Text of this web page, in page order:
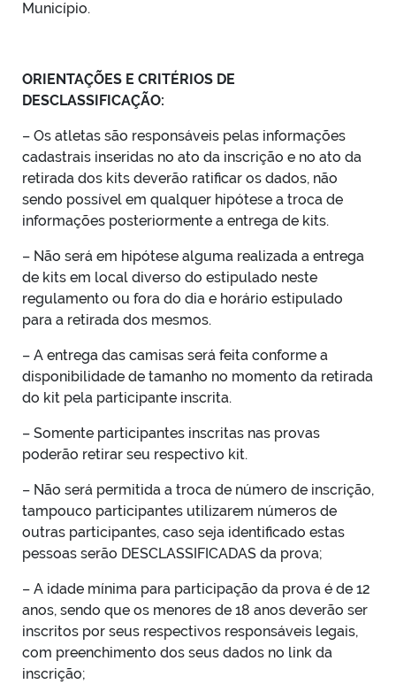
Município.
ORIENTAÇÕES E CRITÉRIOS DE
DESCLASSIFICAÇÃO:
– Os atletas são responsáveis pelas informações
cadastrais inseridas no ato da inscrição e no ato da
retirada dos kits deverão ratificar os dados, não
sendo possível em qualquer hipótese a troca de
informações posteriormente a entrega de kits.
– Não será em hipótese alguma realizada a entrega
de kits em local diverso do estipulado neste
regulamento ou fora do dia e horário estipulado
para a retirada dos mesmos.
– A entrega das camisas será feita conforme a
disponibilidade de tamanho no momento da retirada
do kit pela participante inscrita.
– Somente participantes inscritas nas provas
poderão retirar seu respectivo kit.
– Não será permitida a troca de número de inscrição,
tampouco participantes utilizarem números de
outras participantes, caso seja identificado estas
pessoas serão DESCLASSIFICADAS da prova;
– A idade mínima para participação da prova é de 12
anos, sendo que os menores de 18 anos deverão ser
inscritos por seus respectivos responsáveis legais,
com preenchimento dos seus dados no link da
inscrição;